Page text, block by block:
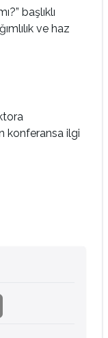
başlıklı
ve haz
konferansa ilgi